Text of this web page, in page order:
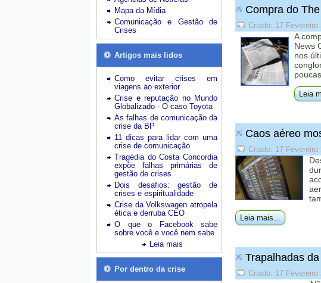
Mapa da Mídia
Comunicação e Gestão de
Crises
Artigos mais lidos
Como evitar crises em
viagens ao exterior
Crise e reputação no Mundo
Globalizado - O caso Toyota
As falhas de comunicação da
crise da BP
11 dicas para lidar com uma
crise de comunicação
Tragédia do Costa Concordia
expõe falhas primárias de
gestão de crises
Dois desafios: gestão de
crises e espiritualidade
Crise da Volkswagen atropela
ética e derruba CEO
O que o Facebook sabe
sobre você e você nem sabe
Leia mais
Por dentro da crise
Compra do
Criado: 17 Fevereiro
A
News
nos
Leia
Caos aéreo
Criado: 17 Fevereiro
Leia mais...
Trapalhadas
Criado: 17 Fevereiro